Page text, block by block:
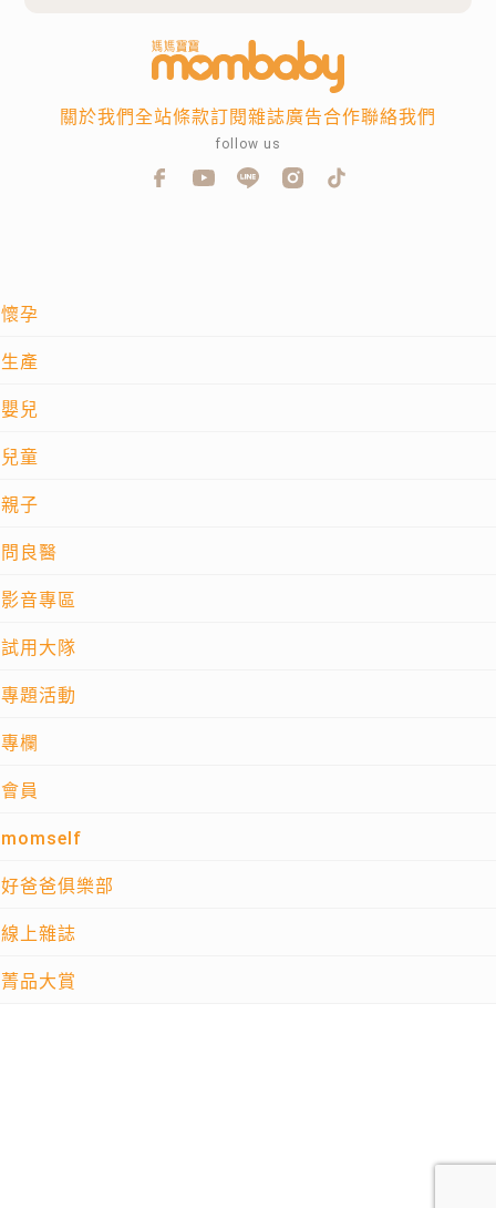
懷孕
生產
嬰兒
兒童
親子
問良醫
影音專區
試用大隊
專題活動
專欄
會員
momself
好爸爸俱樂部
線上雜誌
菁品大賞
關於我們全站條款訂閱雜誌廣告合作聯絡我們
follow us